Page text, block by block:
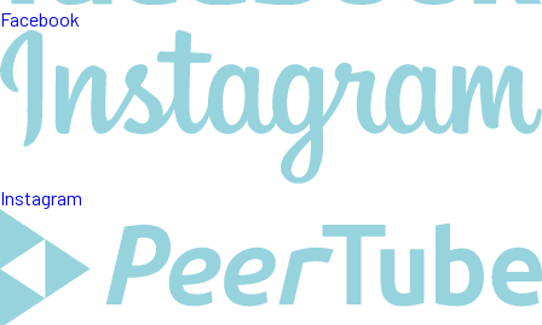
Facebook
Instagram